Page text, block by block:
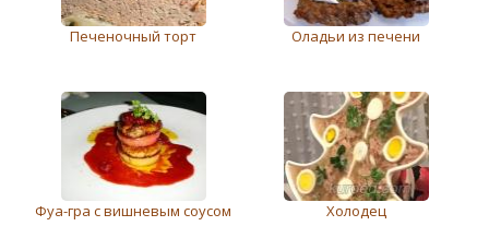
Печеночный торт Оладьи из печени
Фуа-гра с вишневым соусом Холодец